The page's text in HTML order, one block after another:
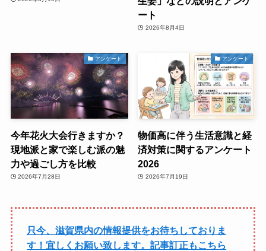
ート
2026年8月4日
アンケート
今年花火大会行きますか？
現地派と家で楽しむ派の魅
力や過ごし方を比較
2026年7月28日
アンケート
物価高に伴う生活意識と経
済対策に関するアンケート
2026
2026年7月19日
只今、滋賀県内の情報提供をお待ちしておりま
す！宜しくお願い致します。記事訂正もこちら